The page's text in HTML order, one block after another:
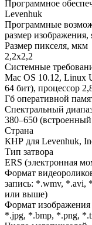
Программное
Levenhuk
Программные
размер
Размер пикселя, мкм
2,2x2,2
Системные
Mac OS 10.12, Linux
64 бит), процессор
Гб оперативной
Спектральный
380–650
Страна
КНР для Levenhuk,
Тип затвора
ERS (электронная
Формат
запись: *.wmv, *.avi,
или выше)
Формат изображения
*.jpg, *.bmp, *.png,